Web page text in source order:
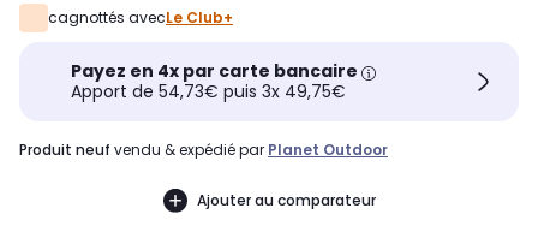
cagnottés avecLe Club+
Payez en 4x par carte bancaire
Apport de 54,73€ puis 3x 49,75€
produit neuf vendu & expédié par Planet Outdoor
Ajouter au comparateur